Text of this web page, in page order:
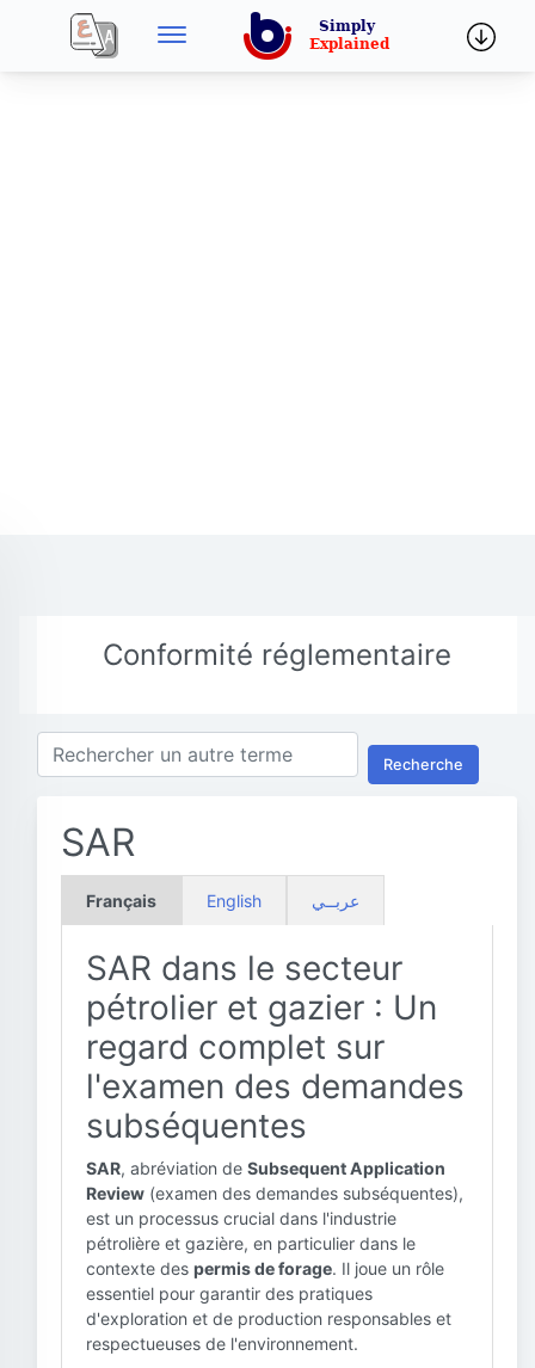
Conformité réglementaire
Recherche
SAR
Français English عربــي
SAR dans le secteur
pétrolier et gazier : Un
regard complet sur
l'examen des demandes
subséquentes
SAR, abréviation de Subsequent Application
Review (examen des demandes subséquentes),
est un processus crucial dans l'industrie
pétrolière et gazière, en particulier dans le
contexte des permis de forage. Il joue un rôle
essentiel pour garantir des pratiques
d'exploration et de production responsables et
respectueuses de l'environnement.